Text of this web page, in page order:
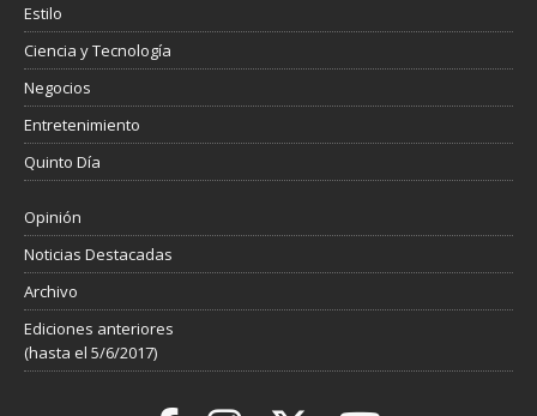
Estilo
Ciencia y Tecnología
Negocios
Entretenimiento
Quinto Día
Opinión
Noticias Destacadas
Archivo
Ediciones anteriores
(hasta el 5/6/2017)